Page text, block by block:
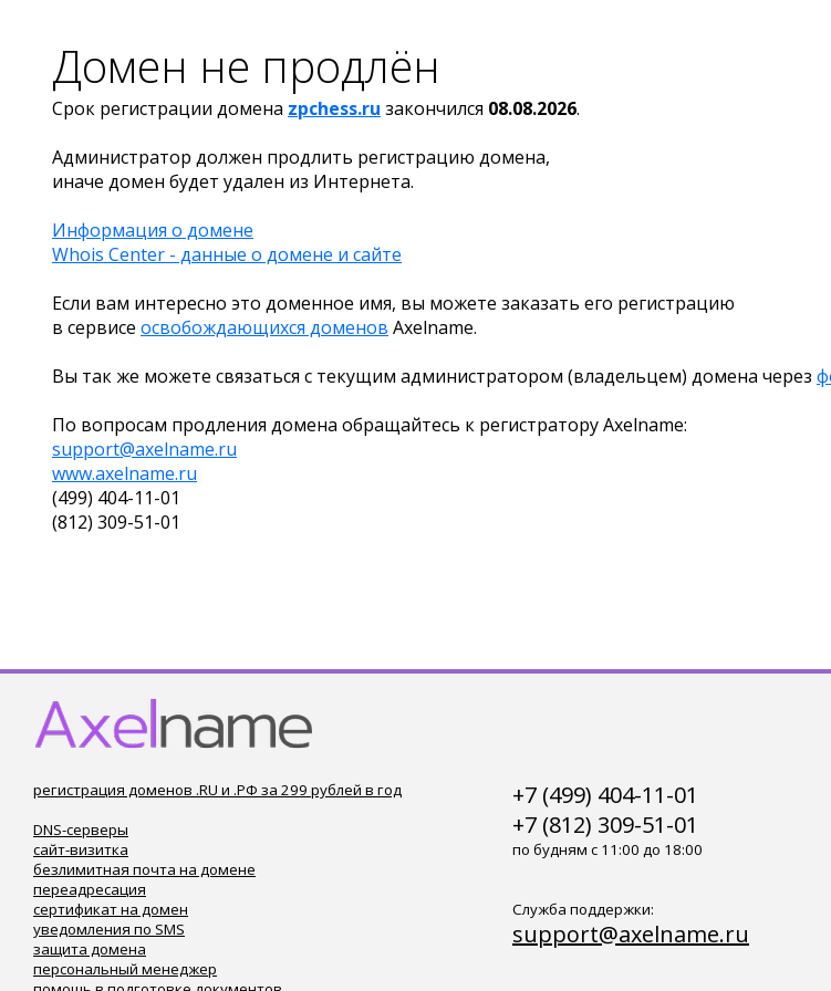
Домен не продлён
Срок регистрации домена zpchess.ru закончился 08.08.2026.
Администратор должен продлить регистрацию домена,
иначе домен будет удален из Интернета.
Информация о домене
Whois Center - данные о домене и сайте
Если вам интересно это доменное имя, вы можете заказать его регистрацию
в сервисе освобождающихся доменов Axelname.
Вы так же можете связаться с текущим администратором (владельцем) домена через
По вопросам продления домена обращайтесь к регистратору Axelname:
support@axelname.ru
www.axelname.ru
(499) 404-11-01
(812) 309-51-01
регистрация доменов .RU и .РФ за 299 рублей в год
DNS-серверы
сайт-визитка
безлимитная почта на домене
переадресация
сертификат на домен
уведомления по SMS
защита домена
персональный менеджер
+7 (499) 404-11-01
+7 (812) 309-51-01
по будням с 11:00 до 18:00
Служба поддержки:
support@axelname.ru